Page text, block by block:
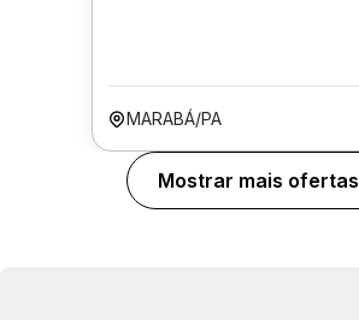
MARABÁ/PA
Mostrar mais ofertas